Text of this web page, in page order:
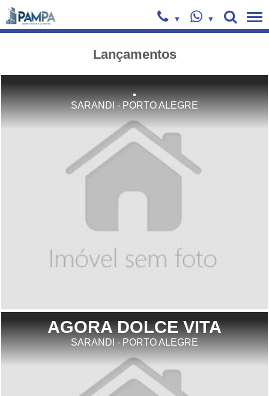
Lançamentos
.
SARANDI - PORTO ALEGRE
AGORA DOLCE VITA
SARANDI - PORTO ALEGRE